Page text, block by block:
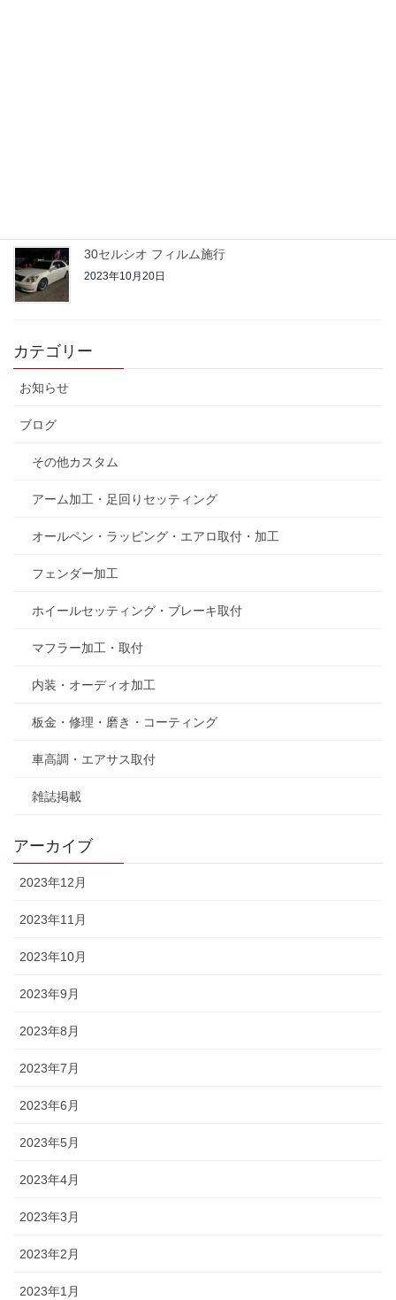
30セルシオ フィルム施行
2023年10月20日
カテゴリー
お知らせ
ブログ
その他カスタム
アーム加工・足回りセッティング
オールペン・ラッピング・エアロ取付・加工
フェンダー加工
ホイールセッティング・ブレーキ取付
マフラー加工・取付
内装・オーディオ加工
板金・修理・磨き・コーティング
車高調・エアサス取付
雑誌掲載
アーカイブ
2023年12月
2023年11月
2023年10月
2023年9月
2023年8月
2023年7月
2023年6月
2023年5月
2023年4月
2023年3月
2023年2月
2023年1月